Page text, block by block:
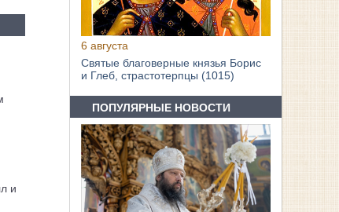
и
6 августа
Святые благоверные князья Борис
и Глеб, страстотерпцы (1015)
ПОПУЛЯРНЫЕ НОВОСТИ